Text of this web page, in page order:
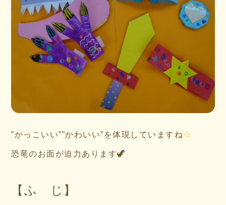
”かっこいい””かわいい”を体現していますね☆
恐竜のお面が迫力あります🦖
【ふ じ】